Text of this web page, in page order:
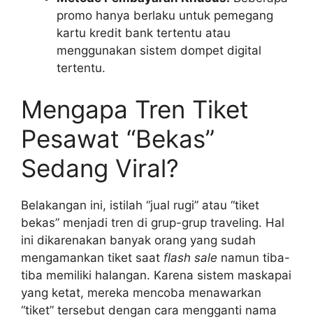
promo hanya berlaku untuk pemegang
kartu kredit bank tertentu atau
menggunakan sistem dompet digital
tertentu.
Mengapa Tren Tiket
Pesawat “Bekas”
Sedang Viral?
Belakangan ini, istilah “jual rugi” atau “tiket
bekas” menjadi tren di grup-grup traveling. Hal
ini dikarenakan banyak orang yang sudah
mengamankan tiket saat flash sale namun tiba-
tiba memiliki halangan. Karena sistem maskapai
yang ketat, mereka mencoba menawarkan
“tiket” tersebut dengan cara mengganti nama